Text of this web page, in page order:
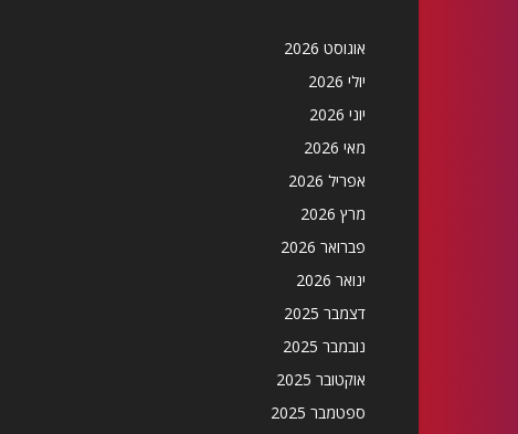
אוגוסט 2026
יולי 2026
יוני 2026
מאי 2026
אפריל 2026
מרץ 2026
פברואר 2026
ינואר 2026
דצמבר 2025
נובמבר 2025
אוקטובר 2025
ספטמבר 2025